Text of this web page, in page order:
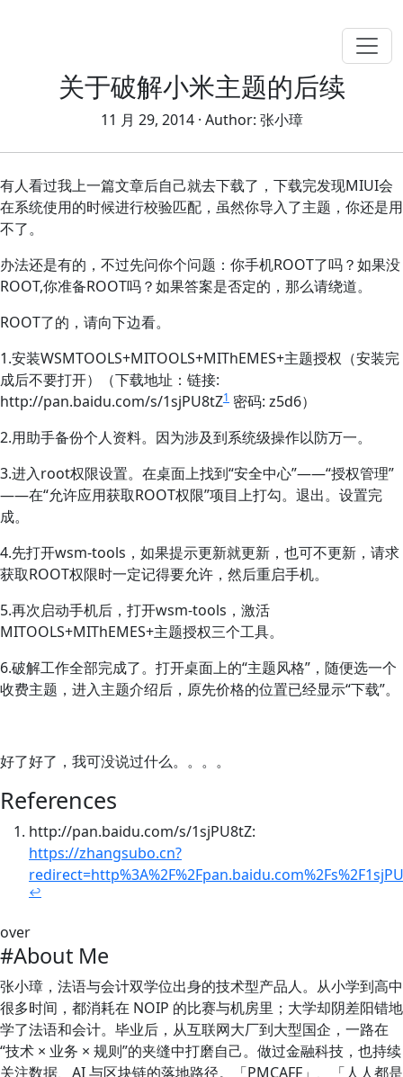
关于破解小米主题的后续
11 月 29, 2014 · Author: 张小璋
有人看过我上一篇文章后自己就去下载了，下载完发现MIUI会
在系统使用的时候进行校验匹配，虽然你导入了主题，你还是用
不了。
办法还是有的，不过先问你个问题：你手机ROOT了吗？如果没
ROOT,你准备ROOT吗？如果答案是否定的，那么请绕道。
ROOT了的，请向下边看。
1.安装WSMTOOLS+MITOOLS+MIThEMES+主题授权（安装完
成后不要打开）（下载地址：链接:
http://pan.baidu.com/s/1sjPU8tZ1 密码: z5d6）
2.用助手备份个人资料。因为涉及到系统级操作以防万一。
3.进入root权限设置。在桌面上找到“安全中心”——“授权管理”
——在“允许应用获取ROOT权限”项目上打勾。退出。设置完
成。
4.先打开wsm-tools，如果提示更新就更新，也可不更新，请求
获取ROOT权限时一定记得要允许，然后重启手机。
5.再次启动手机后，打开wsm-tools，激活
MITOOLS+MIThEMES+主题授权三个工具。
6.破解工作全部完成了。打开桌面上的“主题风格”，随便选一个
收费主题，进入主题介绍后，原先价格的位置已经显示“下载”。
好了好了，我可没说过什么。。。。
References
http://pan.baidu.com/s/1sjPU8tZ:
https://zhangsubo.cn?
↩
over
#About Me
张小璋，法语与会计双学位出身的技术型产品人。从小学到高中
很多时间，都消耗在 NOIP 的比赛与机房里；大学却阴差阳错地
学了法语和会计。毕业后，从互联网大厂到大型国企，一路在
“技术 × 业务 × 规则”的夹缝中打磨自己。做过金融科技，也持续
关注数据、AI 与区块链的落地路径。「PMCAFF」、「人人都是